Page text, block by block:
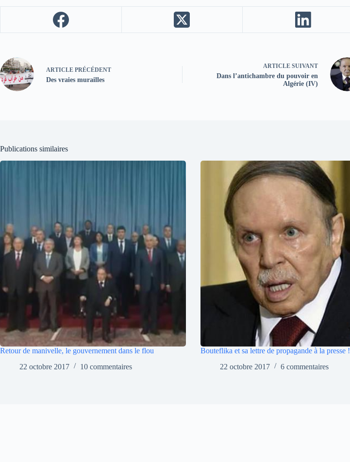
ARTICLE PRÉCÉDENT
Des vraies murailles
ARTICLE SUIVANT
Dans l’antichambre du pouvoir en
Algérie (IV)
Publications similaires
Retour de manivelle, le gouvernement dans le flou
22 octobre 2017
10 commentaires
Bouteflika et sa lettre de propagande à la presse !
22 octobre 2017
6 commentaires